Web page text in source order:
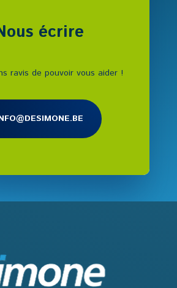
écrire
ravis de pouvoir vous aider !